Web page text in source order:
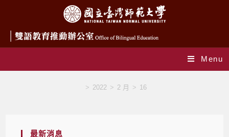
Menu
> 2022 > 2 月 > 16
最新消息